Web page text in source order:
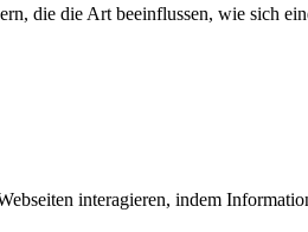
die die Art beeinflussen, wie sich
interagieren, indem